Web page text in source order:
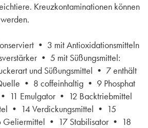
Kreuzkontaminationen können
• 3 mit Antioxidationsmitteln
• 5 mit Süßungsmittel:
und Süßungsmittel • 7 enthält
• 8 coffeinhaltig • 9 Phosphat
11 Emulgator • 12 Backtriebmittel
• 14 Verdickungsmittel • 15
Geliermittel • 17 Stabilisator • 18